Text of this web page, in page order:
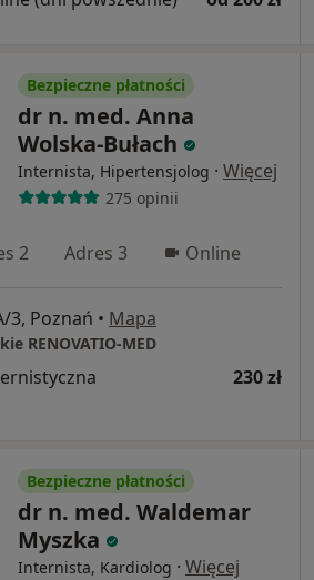
Bezpieczne płatności
dr n. med. Anna
Wolska-Bułach
Internista, Hipertensjolog · Więcej
275 opinii
2 Adres 3 Online
3, Poznań • Mapa
RENOVATIO-MED
230 zł
Bezpieczne płatności
dr n. med. Waldemar
Myszka
Internista, Kardiolog · Więcej